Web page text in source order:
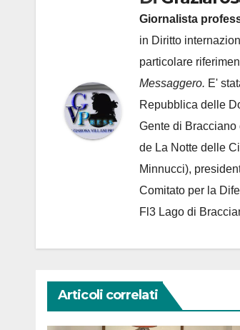
Giornalista
in Diritto
particolare
Messaggero. E'
Repubblica delle
Gente di Bracciano
de La Notte delle
Minnucci),
Comitato per la
Fl3 Lago di
Articoli correlati